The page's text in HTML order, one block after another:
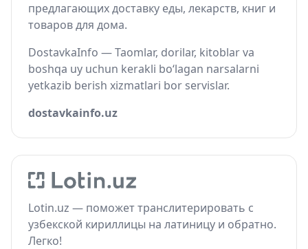
предлагающих доставку еды, лекарств, книг и
товаров для дома.
DostavkaInfo — Taomlar, dorilar, kitoblar va
boshqa uy uchun kerakli bo‘lagan narsalarni
yetkazib berish xizmatlari bor servislar.
dostavkainfo.uz
Lotin.uz — поможет транслитерировать с
узбекской кириллицы на латиницу и обратно.
Легко!